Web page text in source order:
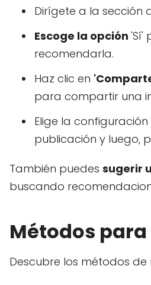
Dirígete a la sección
Escoge la opción 'Sí'
recomendarla.
Haz clic en
para compartir una
Elige la configuración
publicación y luego,
También puedes sugerir
buscando
Métodos
Descubre los métodos